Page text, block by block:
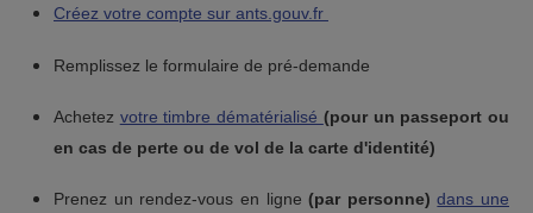
Créez votre compte sur ants.gouv.fr
Remplissez le formulaire de pré-demande
Achetez votre timbre dématérialisé (pour un passeport ou
en cas de perte ou de vol de la carte d'identité)
Prenez un rendez-vous en ligne(par personne) dans une